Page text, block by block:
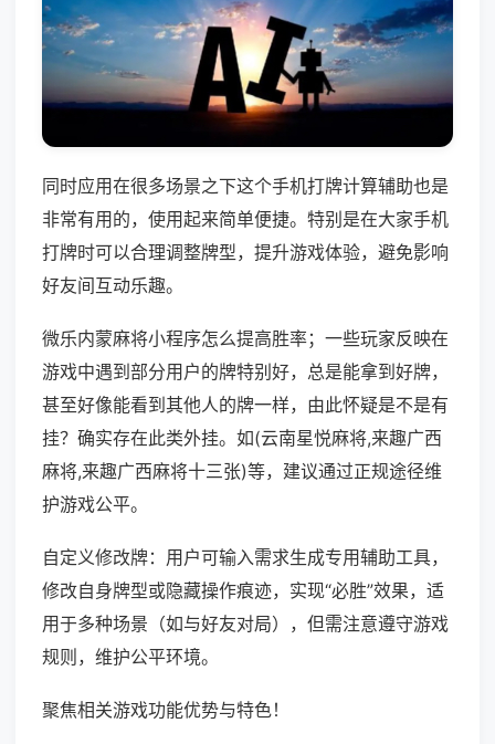
同时应用在很多场景之下这个手机打牌计算辅助也是
非常有用的，使用起来简单便捷。特别是在大家手机
打牌时可以合理调整牌型，提升游戏体验，避免影响
好友间互动乐趣。
微乐内蒙麻将小程序怎么提高胜率；一些玩家反映在
游戏中遇到部分用户的牌特别好，总是能拿到好牌，
甚至好像能看到其他人的牌一样，由此怀疑是不是有
挂？确实存在此类外挂。如(云南星悦麻将,来趣广西
麻将,来趣广西麻将十三张)等，建议通过正规途径维
护游戏公平。
自定义修改牌：用户可输入需求生成专用辅助工具，
修改自身牌型或隐藏操作痕迹，实现“必胜”效果，适
用于多种场景（如与好友对局），但需注意遵守游戏
规则，维护公平环境。
聚焦相关游戏功能优势与特色！